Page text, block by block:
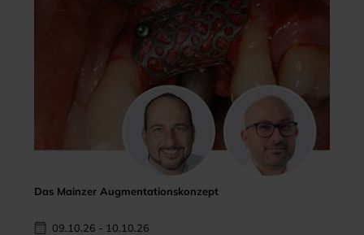
Das Mainzer Augmentationskonzept
09.10.26 - 10.10.26